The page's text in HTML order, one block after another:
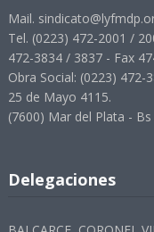
Mail.
Tel. (0223) 472-2001 /
472-3834 / 3837 - Fax
Obra Social: (0223) 472-
25 de Mayo 4115.
(7600) Mar del Plata -
Delegaciones